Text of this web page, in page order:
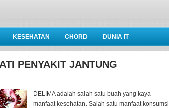
KESEHATAN CHORD DUNIA IT
PENYAKIT JANTUNG
DELIMA adalah salah satu buah yang kaya
manfaat kesehatan. Salah satu manfaat konsumsi